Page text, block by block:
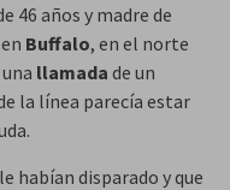
46 años y madre de
Buffalo, en el norte
llamada de un
la línea parecía estar
habían disparado y que